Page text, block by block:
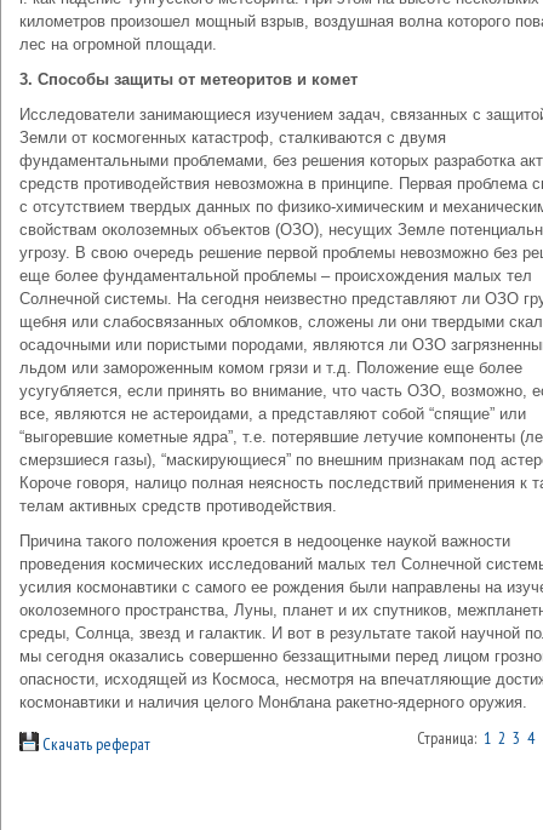
километров произошел мощный взрыв, воздушная волна которого
лес на огромной площади.
3. Способы защиты от метеоритов и комет
Исследователи занимающиеся изучением задач, связанных с
Земли от космогенных катастроф, сталкиваются с двумя
фундаментальными проблемами, без решения которых разработка
средств противодействия невозможна в принципе. Первая проблема
с отсутствием твердых данных по физико-химическим и
свойствам околоземных объектов (ОЗО), несущих Земле
угрозу. В свою очередь решение первой проблемы невозможно без
еще более фундаментальной проблемы – происхождения малых тел
Солнечной системы. На сегодня неизвестно представляют ли ОЗО
щебня или слабосвязанных обломков, сложены ли они твердыми
осадочными или пористыми породами, являются ли ОЗО
льдом или замороженным комом грязи и т.д. Положение еще более
усугубляется, если принять во внимание, что часть ОЗО, возможно,
все, являются не астероидами, а представляют собой “спящие” или
“выгоревшие кометные ядра”, т.е. потерявшие летучие компоненты
смерзшиеся газы), “маскирующиеся” по внешним признакам под
Короче говоря, налицо полная неясность последствий применения к
телам активных средств противодействия.
Причина такого положения кроется в недооценке наукой важности
проведения космических исследований малых тел Солнечной
усилия космонавтики с самого ее рождения были направлены на
околоземного пространства, Луны, планет и их спутников,
среды, Солнца, звезд и галактик. И вот в результате такой научной
мы сегодня оказались совершенно беззащитными перед лицом
опасности, исходящей из Космоса, несмотря на впечатляющие
космонавтики и наличия целого Монблана ракетно-ядерного оружия.
Скачать реферат Страница: 1 2 3 4